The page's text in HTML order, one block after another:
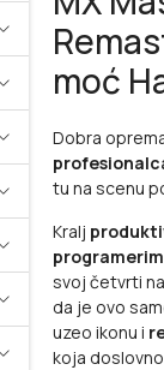
moć
Dobra
tu na scenu
Kralj
svoj četvrti
da je ovo
uzeo ikonu i
koja